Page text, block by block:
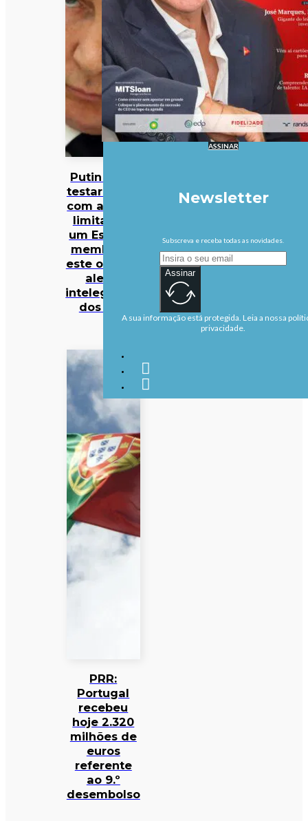
Putin pode
testar NATO
com ataque
limitado a
um Estado-
membro já
este outono,
alerta
intelegência
dos EUA
PRR:
Portugal
recebeu
hoje 2.320
milhões de
euros
referente
ao 9.º
desembolso
ASSINAR
Newsletter
Subscreva e receba todas as novidades.
Assinar
A sua informação está protegida. Leia a nossa
privacidade.